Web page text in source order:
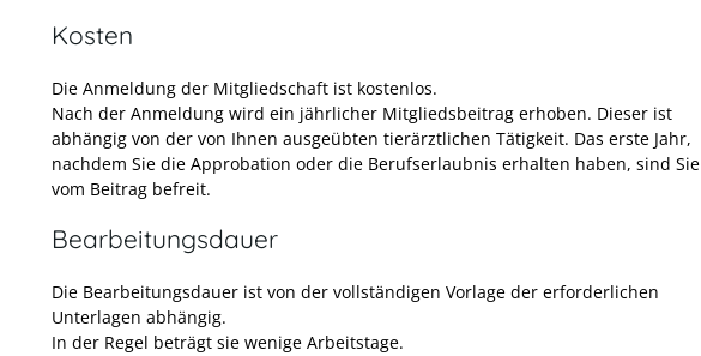
Kosten
Die Anmeldung der Mitgliedschaft ist kostenlos.
Nach der Anmeldung wird ein jährlicher Mitgliedsbeitrag erhoben. Dieser ist
abhängig von der von Ihnen ausgeübten tierärztlichen Tätigkeit. Das erste Jahr,
nachdem Sie die Approbation oder die Berufserlaubnis erhalten haben, sind Sie
vom Beitrag befreit.
Bearbeitungsdauer
Die Bearbeitungsdauer ist von der vollständigen Vorlage der erforderlichen
Unterlagen abhängig.
In der Regel beträgt sie wenige Arbeitstage.